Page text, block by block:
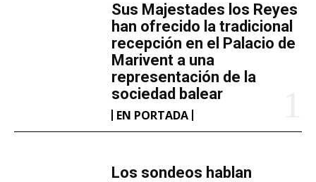
​Sus Majestades los Reyes
han ofrecido la tradicional
recepción en el Palacio de
Marivent​ a una
representación de la
sociedad balear
EN PORTADA
Los sondeos hablan